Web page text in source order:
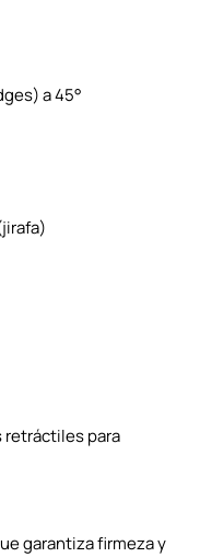
a 45°
para
garantiza firmeza y